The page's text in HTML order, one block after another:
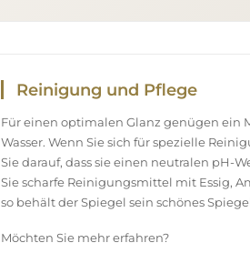
Reinigung und Pflege
Für einen optimalen Glanz genügen ein
Wasser. Wenn Sie sich für spezielle
Sie darauf, dass sie einen neutralen pH-
Sie scharfe Reinigungsmittel mit Essig,
so behält der Spiegel sein schönes
Möchten Sie mehr erfahren?